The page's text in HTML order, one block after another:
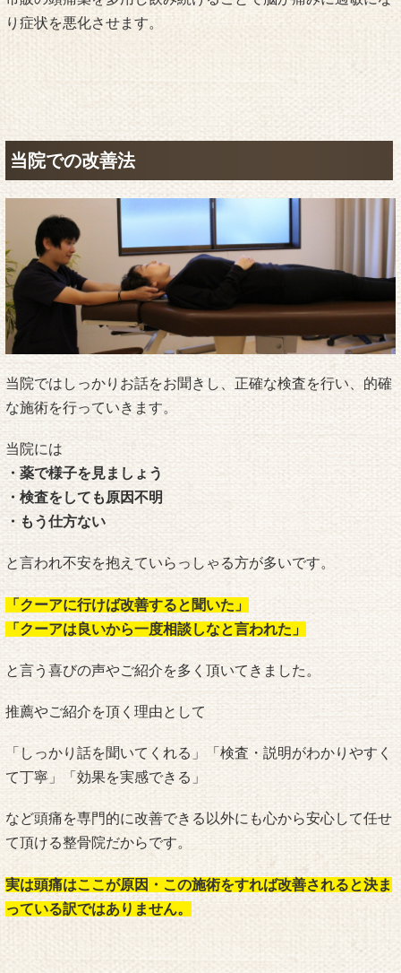
り症状を悪化させます。
当院での改善法
当院ではしっかりお話をお聞きし、正確な検査を行い、的確
な施術を行っていきます。
当院には
・薬で様子を見ましょう
・検査をしても原因不明
・もう仕方ない
と言われ不安を抱えていらっしゃる方が多いです。
「クーアに行けば改善すると聞いた」
「クーアは良いから一度相談しなと言われた」
と言う喜びの声やご紹介を多く頂いてきました。
推薦やご紹介を頂く理由として
「しっかり話を聞いてくれる」「検査・説明がわかりやすく
て丁寧」「効果を実感できる」
など頭痛を専門的に改善できる以外にも心から安心して任せ
て頂ける整骨院だからです。
実は頭痛はここが原因・この施術をすれば改善されると決ま
っている訳ではありません。